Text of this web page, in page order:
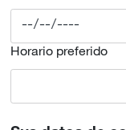
Horario preferido